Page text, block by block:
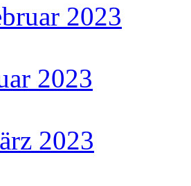
2023
2023
2023